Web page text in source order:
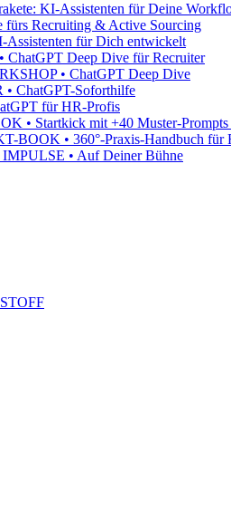
KI-Assistenten für Deine
fürs Recruiting & Active Sourcing
Assistenten für Dich entwickelt
Deep Dive für Recruiter
• ChatGPT Deep Dive
ChatGPT-Soforthilfe
für HR-Profis
• Startkick mit +40 Muster-
BOOK • 360°-Praxis-Handbuch für
• Auf Deiner Bühne